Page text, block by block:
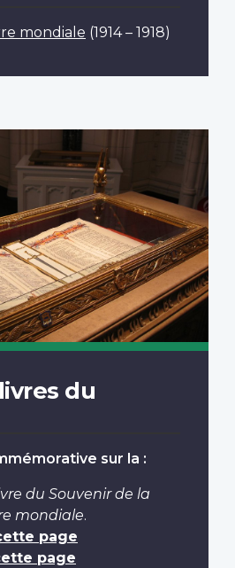
mondiale (1914 – 1918)
du
sur la :
du Souvenir de la
mondiale.
page
page